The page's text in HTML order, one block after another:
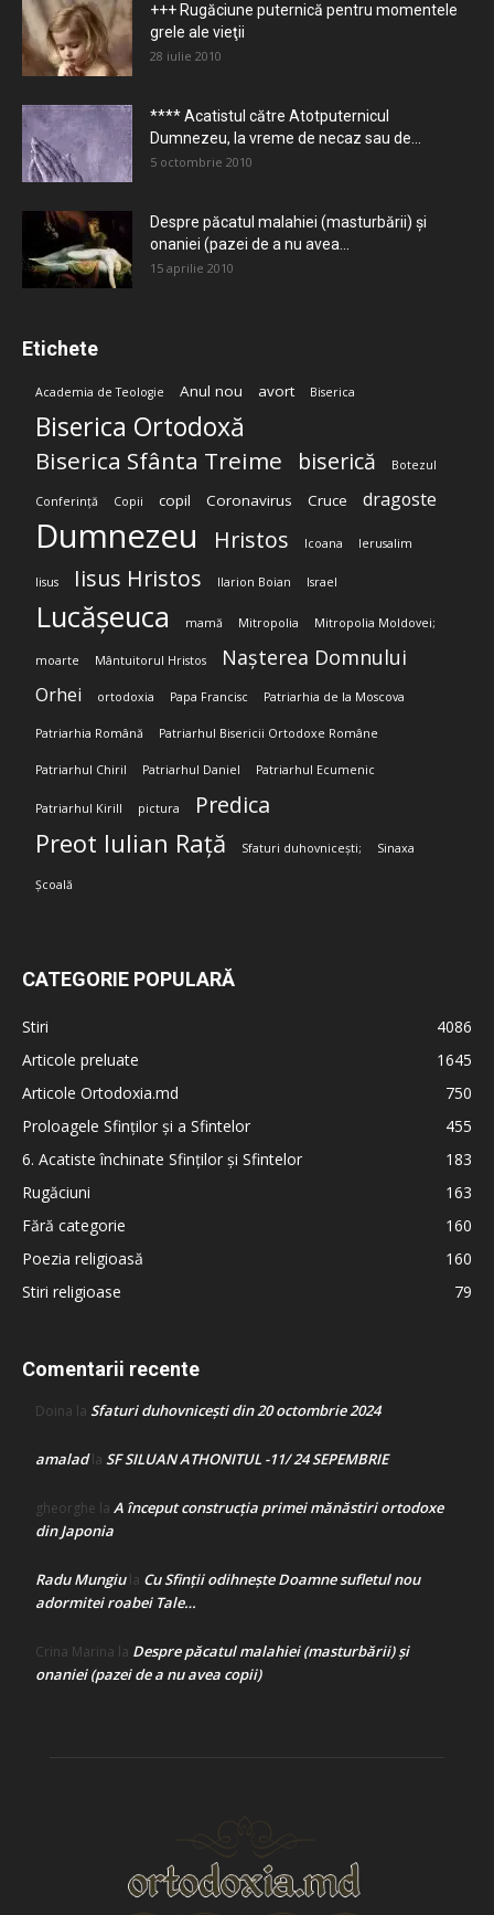
+++ Rugăciune puternică pentru momentele
grele ale vieţii
28 iulie 2010
**** Acatistul către Atotputernicul
Dumnezeu, la vreme de necaz sau de...
5 octombrie 2010
Despre păcatul malahiei (masturbării) şi
onaniei (pazei de a nu avea...
15 aprilie 2010
Etichete
Academia de Teologie Anul nou avort Biserica
Biserica Ortodoxă
Biserica Sfânta Treime biserică Botezul
Conferință Copii copil Coronavirus Cruce dragoste
Dumnezeu Hristos Icoana Ierusalim
Iisus Iisus Hristos Ilarion Boian Israel
Lucășeuca mamă Mitropolia Mitropolia Moldovei;
moarte Mântuitorul Hristos Nașterea Domnului
Orhei ortodoxia Papa Francisc Patriarhia de la Moscova
Patriarhia Română Patriarhul Bisericii Ortodoxe Române
Patriarhul Chiril Patriarhul Daniel Patriarhul Ecumenic
Patriarhul Kirill pictura Predica
Preot Iulian Rață Sfaturi duhovnicești; Sinaxa
Școală
CATEGORIE POPULARĂ
Stiri
4086
Articole preluate
1645
Articole Ortodoxia.md
750
Proloagele Sfinților și a Sfintelor
455
6. Acatiste închinate Sfinților și Sfintelor
183
Rugăciuni
163
Fără categorie
160
Poezia religioasă
160
Stiri religioase
79
Comentarii recente
Doina la Sfaturi duhovnicești din 20 octombrie 2024
amaladla SF SILUAN ATHONITUL -11/ 24 SEPEMBRIE
gheorghe la A început construcţia primei mănăstiri ortodoxe
din Japonia
Radu Mungiula Cu Sfinții odihnește Doamne sufletul nou
adormitei roabei Tale…
Crina Marina la Despre păcatul malahiei (masturbării) şi
onaniei (pazei de a nu avea copii)